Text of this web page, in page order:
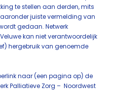
te stellen aan derden, mits
juiste vermelding van
gedaan. Netwerk
kan niet verantwoordelijk
hergebruik van genoemde
naar (een pagina op) de
Palliatieve Zorg – Noordwest